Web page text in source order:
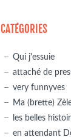
CATÉGORIES
Qui j'essuie
attaché de
very funnyves
Ma (brette)
les belles
en attendant